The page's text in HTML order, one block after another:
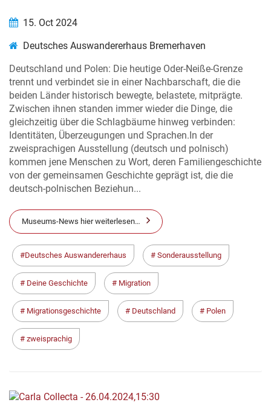
15. Oct 2024
Deutsches Auswandererhaus Bremerhaven
Deutschland und Polen: Die heutige Oder-Neiße-Grenze
trennt und verbindet sie in einer Nachbarschaft, die die
beiden Länder historisch bewegte, belastete, mitprägte.
Zwischen ihnen standen immer wieder die Dinge, die
gleichzeitig über die Schlagbäume hinweg verbinden:
Identitäten, Überzeugungen und Sprachen.In der
zweisprachigen Ausstellung (deutsch und polnisch)
kommen jene Menschen zu Wort, deren Familiengeschichte
von der gemeinsamen Geschichte geprägt ist, die die
deutsch-polnischen Beziehun...
Museums-News hier weiterlesen…
Deutsches Auswandererhaus Sonderausstellung
Deine Geschichte Migration
Migrationsgeschichte Deutschland Polen
zweisprachig